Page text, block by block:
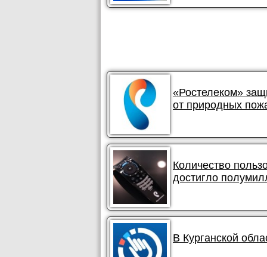
«Ростелеком»
от природных
Количество
достигло
В Курганской